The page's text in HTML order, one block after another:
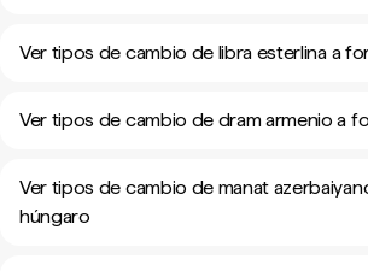
Ver tipos de cambio de libra esterlina a
Ver tipos de cambio de dram armenio a
Ver tipos de cambio de manat
húngaro